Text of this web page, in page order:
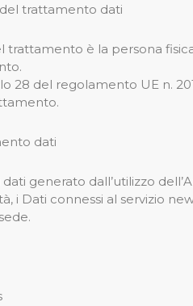
trattamento dati
trattamento è la persona
28 del regolamento UE n.
dati
generato dall’utilizzo
i Dati connessi al servizio